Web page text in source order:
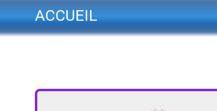
ACCUEIL